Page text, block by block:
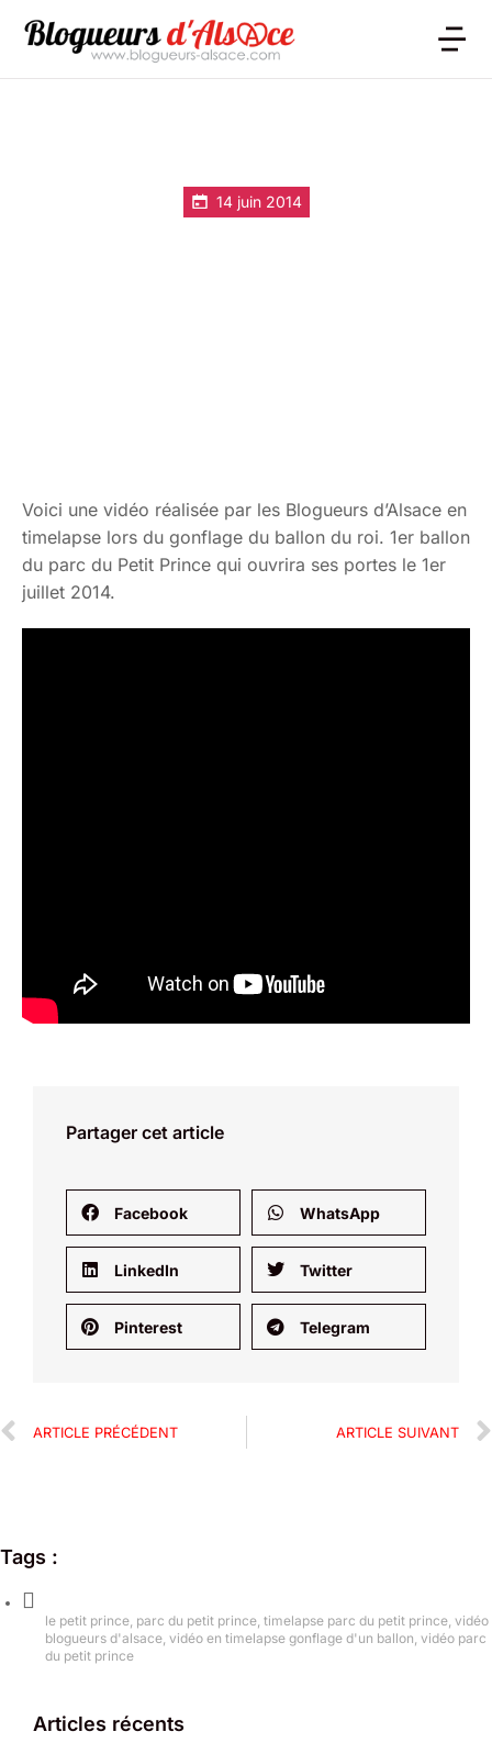
14 juin 2014
Voici une vidéo réalisée par les Blogueurs d’Alsace en
timelapse lors du gonflage du ballon du roi. 1er ballon
du parc du Petit Prince qui ouvrira ses portes le 1er
juillet 2014.
Partager cet article
Facebook WhatsApp
LinkedIn Twitter
Pinterest Telegram
ARTICLE PRÉCÉDENT ARTICLE SUIVANT
Tags :
le petit prince, parc du petit prince, timelapse parc du petit prince, vidéo
blogueurs d'alsace, vidéo en timelapse gonflage d'un ballon, vidéo parc
du petit prince
Articles récents